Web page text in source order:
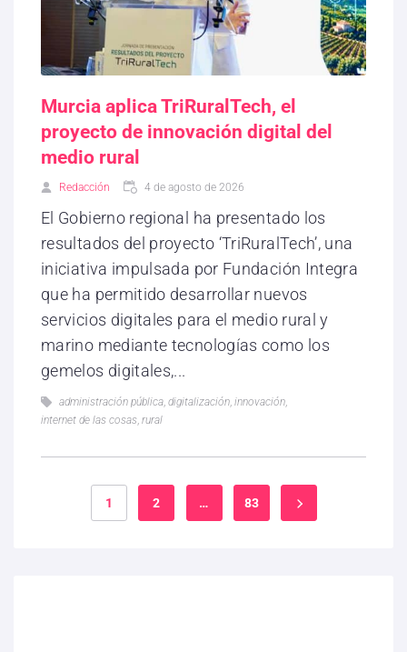
Murcia aplica TriRuralTech, el
proyecto de innovación digital del
medio rural
Redacción 4 de agosto de 2026
El Gobierno regional ha presentado los
resultados del proyecto ‘TriRuralTech’, una
iniciativa impulsada por Fundación Integra
que ha permitido desarrollar nuevos
servicios digitales para el medio rural y
marino mediante tecnologías como los
gemelos digitales,...
administración pública, digitalización, innovación,
internet de las cosas, rural
1 2 … 83